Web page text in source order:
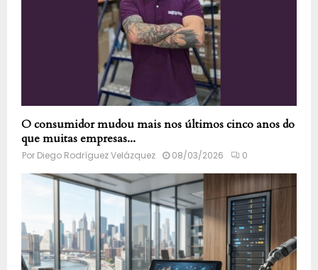
O consumidor mudou mais nos últimos cinco anos do
que muitas empresas...
Por Diego Rodríguez Velázquez 08/03/2026 0